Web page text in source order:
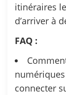
itinéraires
d’arriver à
FAQ :
connecter